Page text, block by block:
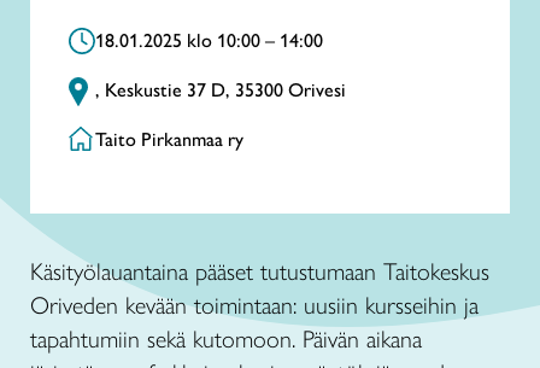
18.01.2025 klo 10:00 – 14:00
, Keskustie 37 D, 35300 Orivesi
Taito Pirkanmaa ry
Käsityölauantaina pääset tutustumaan Taitokeskus
Oriveden kevään toimintaan: uusiin kursseihin ja
tapahtumiin sekä kutomoon. Päivän aikana